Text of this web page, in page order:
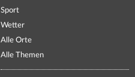
Sport
Wetter
Alle Orte
Alle Themen